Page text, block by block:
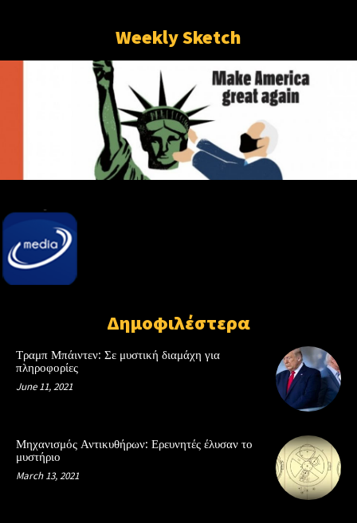
Weekly Sketch
Δημοφιλέστερα
Τραμπ Μπάιντεν: Σε μυστική διαμάχη για
πληροφορίες
June 11, 2021
Μηχανισμός Αντικυθήρων: Ερευνητές έλυσαν το
μυστήριο
March 13, 2021